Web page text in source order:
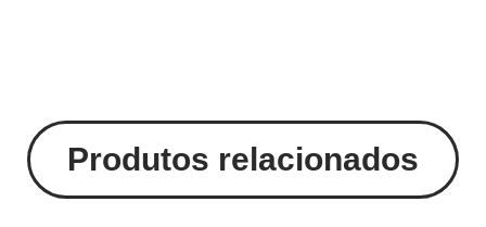
Produtos relacionados